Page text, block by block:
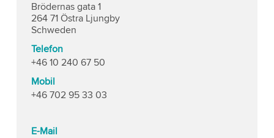
Brödernas gata 1
264 71 Östra Ljungby
Schweden
Telefon
+46 10 240 67 50
Mobil
+46 702 95 33 03
E-Mail